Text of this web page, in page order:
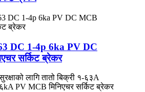
DC 1-4p 6ka PV DC
सर्किट ब्रेकर